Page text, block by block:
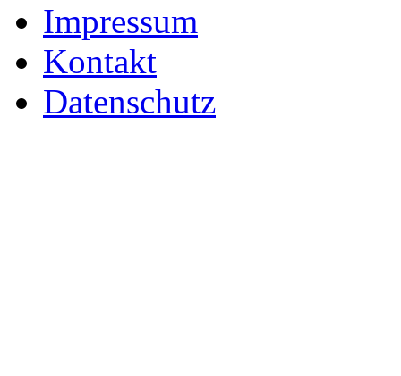
Impressum
Kontakt
Datenschutz